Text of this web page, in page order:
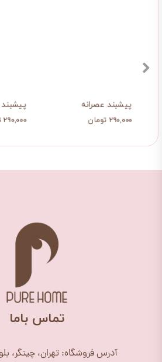
۲۹۰,۰۰۰
پیشبند عصرانه
۲۹۰,۰۰۰ تومان
آشپزی
​تماس باما
آدرس فروشگاه: تهران، چیتگر،